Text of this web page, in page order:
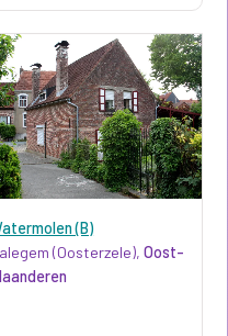
(B)
(Oosterzele),Oost-